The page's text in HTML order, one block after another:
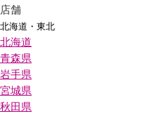
店舗
北海道・東北
北海道
青森県
岩手県
宮城県
秋田県